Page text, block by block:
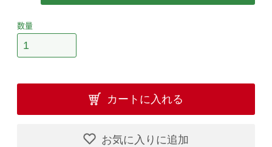
数量
カートに入れる
お気に入りに追加